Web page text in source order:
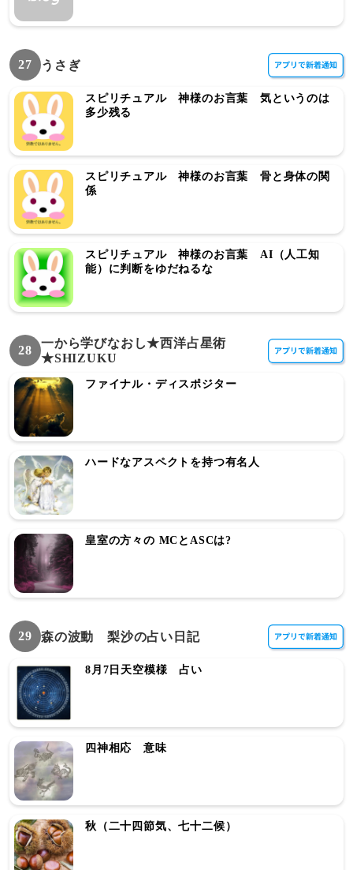
27 うさぎ
スピリチュアル 神様のお言葉 気というのは
多少残る
スピリチュアル 神様のお言葉 骨と身体の関
係
スピリチュアル 神様のお言葉 AI（人工知
能）に判断をゆだねるな
28
一から学びなおし★西洋占星術
★SHIZUKU
ファイナル・ディスポジター
ハードなアスペクトを持つ有名人
皇室の方々の MCとASCは?
29 森の波動 梨沙の占い日記
8月7日天空模様 占い
四神相応 意味
秋（二十四節気、七十二候）